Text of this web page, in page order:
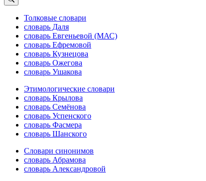
Толковые словари
словарь Даля
словарь Евгеньевой (МАС)
словарь Ефремовой
словарь Кузнецова
словарь Ожегова
словарь Ушакова
Этимологические словари
словарь Крылова
словарь Семёнова
словарь Успенского
словарь Фасмера
словарь Шанского
Словари синонимов
словарь Абрамова
словарь Александровой